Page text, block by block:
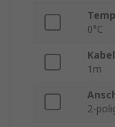
0°C
1m
2-